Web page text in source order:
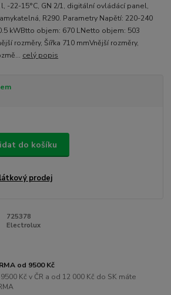
-22-15°C, GN 2/1, digitální ovládácí panel,
R290. Parametry Napětí: 220-240
kWBtto objem: 670 LNetto objem: 503
rozměry, Šířka 710 mmVnější rozměry,
celý popis
do košíku
prodej
725378
Electrolux
od 9500 Kč
Kč v ČR a od 12 000 Kč do SK máte